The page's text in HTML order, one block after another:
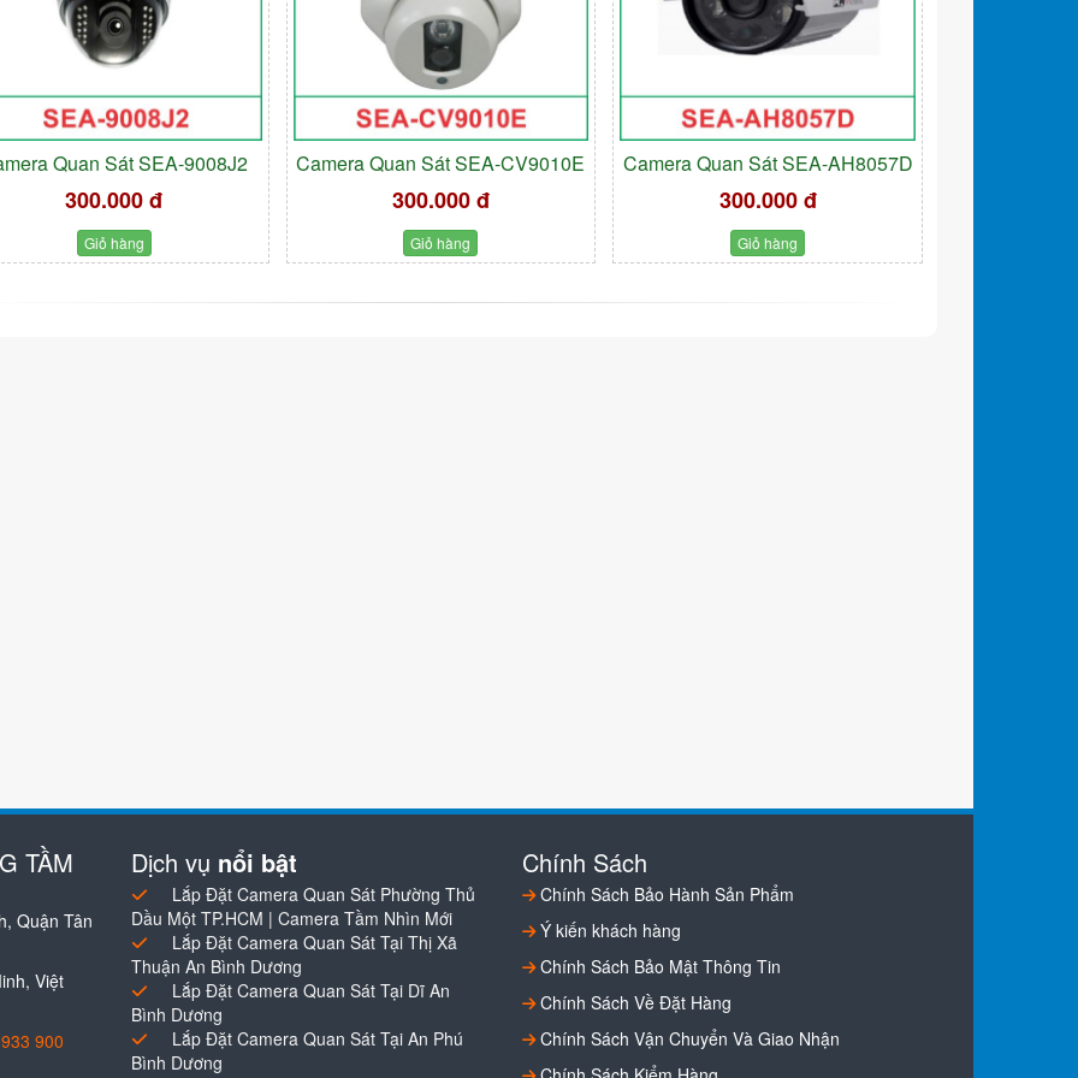
Quan Sát SEA-9008J2
300.000 đ
Giỏ hàng
Camera Quan Sát SEA-CV9010E
300.000 đ
Giỏ hàng
Camera Quan Sát SEA-AH8057D
300.000 đ
Giỏ hàng
TẦM
Quận Tân
Việt
900
Dịch vụ nổi bật
Lắp Đặt Camera Quan Sát Phường Thủ
Dầu Một TP.HCM | Camera Tầm Nhìn Mới
Lắp Đặt Camera Quan Sát Tại Thị Xã
Thuận An Bình Dương
Lắp Đặt Camera Quan Sát Tại Dĩ An
Bình Dương
Lắp Đặt Camera Quan Sát Tại An Phú
Bình Dương
Chính Sách
Chính Sách Bảo Hành Sản Phẩm
Ý kiến khách hàng
Chính Sách Bảo Mật Thông Tin
Chính Sách Về Đặt Hàng
Chính Sách Vận Chuyển Và Giao Nhận